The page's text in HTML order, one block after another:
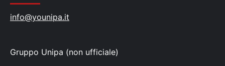
info@younipa.it
Gruppo Unipa (non ufficiale)